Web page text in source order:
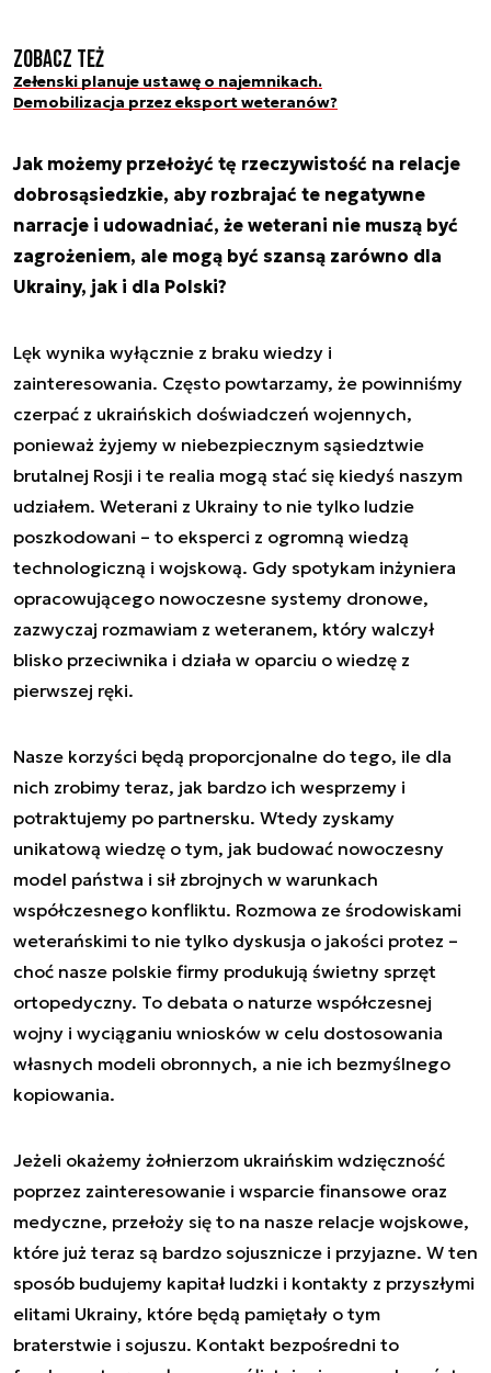
Zobacz też
Zełenski planuje ustawę o najemnikach.
Demobilizacja przez eksport weteranów?
Jak możemy przełożyć tę rzeczywistość na relacje
dobrosąsiedzkie, aby rozbrajać te negatywne
narracje i udowadniać, że weterani nie muszą być
zagrożeniem, ale mogą być szansą zarówno dla
Ukrainy, jak i dla Polski?
Lęk wynika wyłącznie z braku wiedzy i
zainteresowania. Często powtarzamy, że powinniśmy
czerpać z ukraińskich doświadczeń wojennych,
ponieważ żyjemy w niebezpiecznym sąsiedztwie
brutalnej Rosji i te realia mogą stać się kiedyś naszym
udziałem. Weterani z Ukrainy to nie tylko ludzie
poszkodowani – to eksperci z ogromną wiedzą
technologiczną i wojskową. Gdy spotykam inżyniera
opracowującego nowoczesne systemy dronowe,
zazwyczaj rozmawiam z weteranem, który walczył
blisko przeciwnika i działa w oparciu o wiedzę z
pierwszej ręki.
Nasze korzyści będą proporcjonalne do tego, ile dla
nich zrobimy teraz, jak bardzo ich wesprzemy i
potraktujemy po partnersku. Wtedy zyskamy
unikatową wiedzę o tym, jak budować nowoczesny
model państwa i sił zbrojnych w warunkach
współczesnego konfliktu. Rozmowa ze środowiskami
weterańskimi to nie tylko dyskusja o jakości protez –
choć nasze polskie firmy produkują świetny sprzęt
ortopedyczny. To debata o naturze współczesnej
wojny i wyciąganiu wniosków w celu dostosowania
własnych modeli obronnych, a nie ich bezmyślnego
kopiowania.
Jeżeli okażemy żołnierzom ukraińskim wdzięczność
poprzez zainteresowanie i wsparcie finansowe oraz
medyczne, przełoży się to na nasze relacje wojskowe,
które już teraz są bardzo sojusznicze i przyjazne. W ten
sposób budujemy kapitał ludzki i kontakty z przyszłymi
elitami Ukrainy, które będą pamiętały o tym
braterstwie i sojuszu. Kontakt bezpośredni to